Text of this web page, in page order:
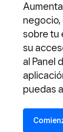
sobre tu
su
al Panel
puedas